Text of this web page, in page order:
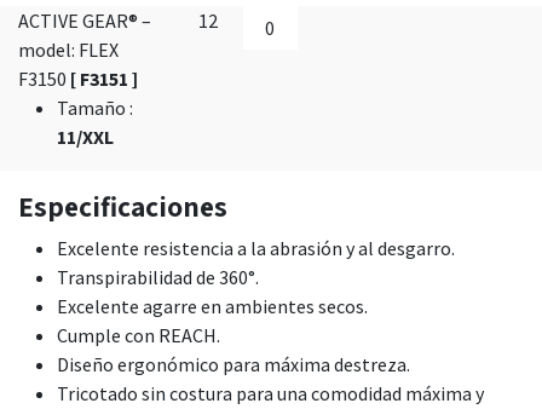
ACTIVE GEAR® –
model: FLEX
F3150 [ F3151 ]
Tamaño :
11/XXL
12
Especificaciones
Excelente resistencia a la abrasión y al desgarro.
Transpirabilidad de 360°.
Excelente agarre en ambientes secos.
Cumple con REACH.
Diseño ergonómico para máxima destreza.
Tricotado sin costura para una comodidad máxima y